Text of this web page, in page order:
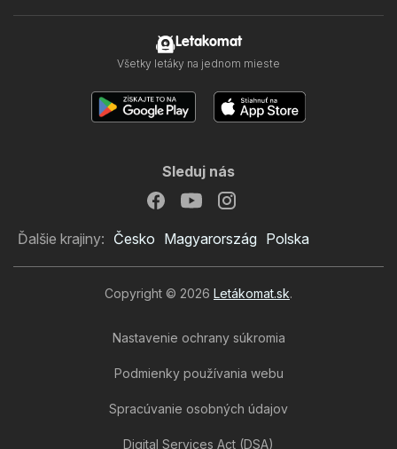
Letakomat
Všetky letáky na jednom mieste
Sleduj nás
Ďalšie krajiny: Česko Magyarország Polska
Copyright © 2026 Letákomat.sk.
Nastavenie ochrany súkromia
Podmienky používania webu
Spracúvanie osobných údajov
Digital Services Act (DSA)